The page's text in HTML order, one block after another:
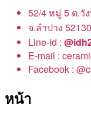
52/4 หมู่ 5 ต.วั
จ.ลำปาง
Line-id :
E-mail :
Facebook :
หน้า